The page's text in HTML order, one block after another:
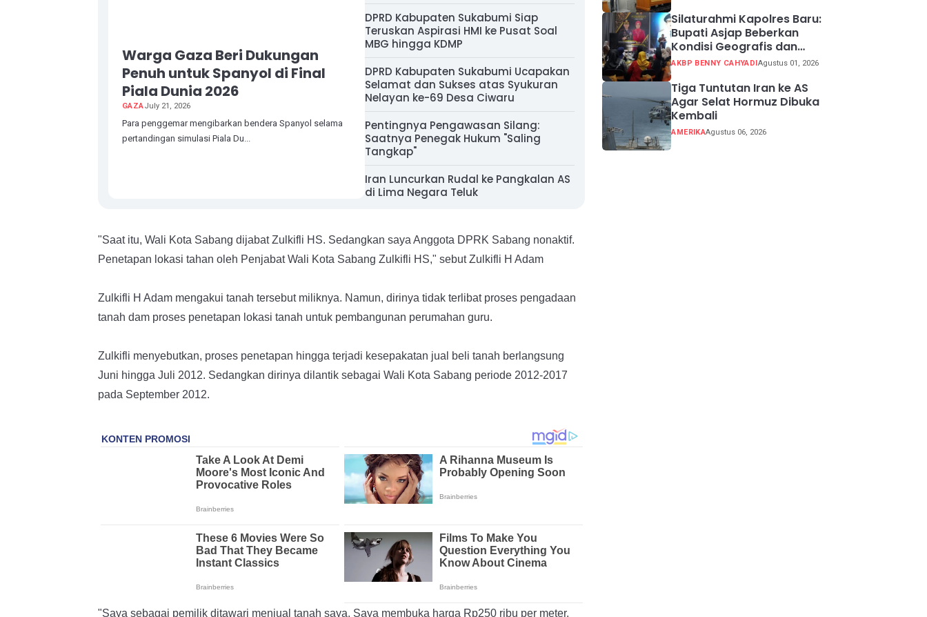
Warga Gaza Beri Dukungan
Penuh untuk Spanyol di Final
Piala Dunia 2026
GAZAJuly 21, 2026
Para penggemar mengibarkan bendera Spanyol selama
pertandingan simulasi Piala Du...
DPRD Kabupaten Sukabumi Siap
Teruskan Aspirasi HMI ke Pusat Soal
MBG hingga KDMP
DPRD Kabupaten Sukabumi Ucapakan
Selamat dan Sukses atas Syukuran
Nelayan ke-69 Desa Ciwaru
Pentingnya Pengawasan Silang:
Saatnya Penegak Hukum "Saling
Tangkap"
Iran Luncurkan Rudal ke Pangkalan AS
di Lima Negara Teluk
"Saat itu, Wali Kota Sabang dijabat Zulkifli HS. Sedangkan saya Anggota DPRK Sabang nonaktif.
Penetapan lokasi tahan oleh Penjabat Wali Kota Sabang Zulkifli HS," sebut Zulkifli H Adam
Zulkifli H Adam mengakui tanah tersebut miliknya. Namun, dirinya tidak terlibat proses pengadaan
tanah dam proses penetapan lokasi tanah untuk pembangunan perumahan guru.
Zulkifli menyebutkan, proses penetapan hingga terjadi kesepakatan jual beli tanah berlangsung
Juni hingga Juli 2012. Sedangkan dirinya dilantik sebagai Wali Kota Sabang periode 2012-2017
pada September 2012.
"Saya sebagai pemilik ditawari menjual tanah saya. Saya membuka harga Rp250 ribu per meter.
Silaturahmi Kapolres Baru:
Bupati Asjap Beberkan
Kondisi Geografis dan
Potensi Kabupaten
AKBP BENNY CAHYADIAgustus 01, 2026
Tiga Tuntutan Iran ke AS
Agar Selat Hormuz Dibuka
Kembali
AMERIKAAgustus 06, 2026